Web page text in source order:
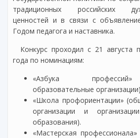
традиционных российских
ценностей и в связи с
Годом педагога и наставника.
Конкурс проходил с 21 августа
года по номинациям:
«Азбука
образовательные
«Школа профориентации»
организации и
образования).
«Мастерская